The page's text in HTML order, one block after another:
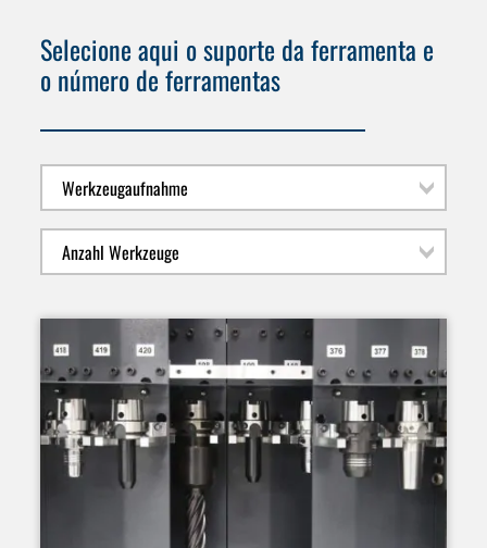
Selecione aqui o suporte da ferramenta e
o número de ferramentas